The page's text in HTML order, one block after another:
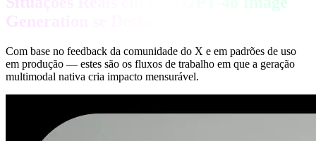
Generation se Destaca
Com base no feedback da comunidade do X e em padrões de uso
em produção — estes são os fluxos de trabalho em que a geração
multimodal nativa cria impacto mensurável.